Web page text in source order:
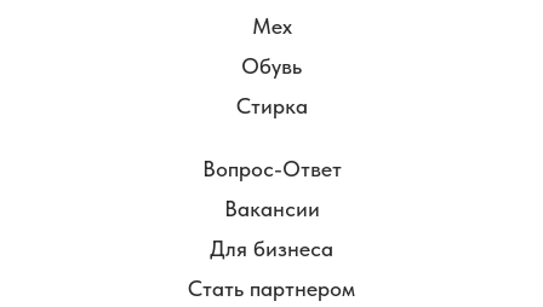
Мех
Обувь
Стирка
Вопрос-Ответ
Вакансии
Для бизнеса
Стать партнером